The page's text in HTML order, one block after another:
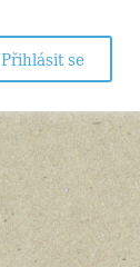
Přihlásit se